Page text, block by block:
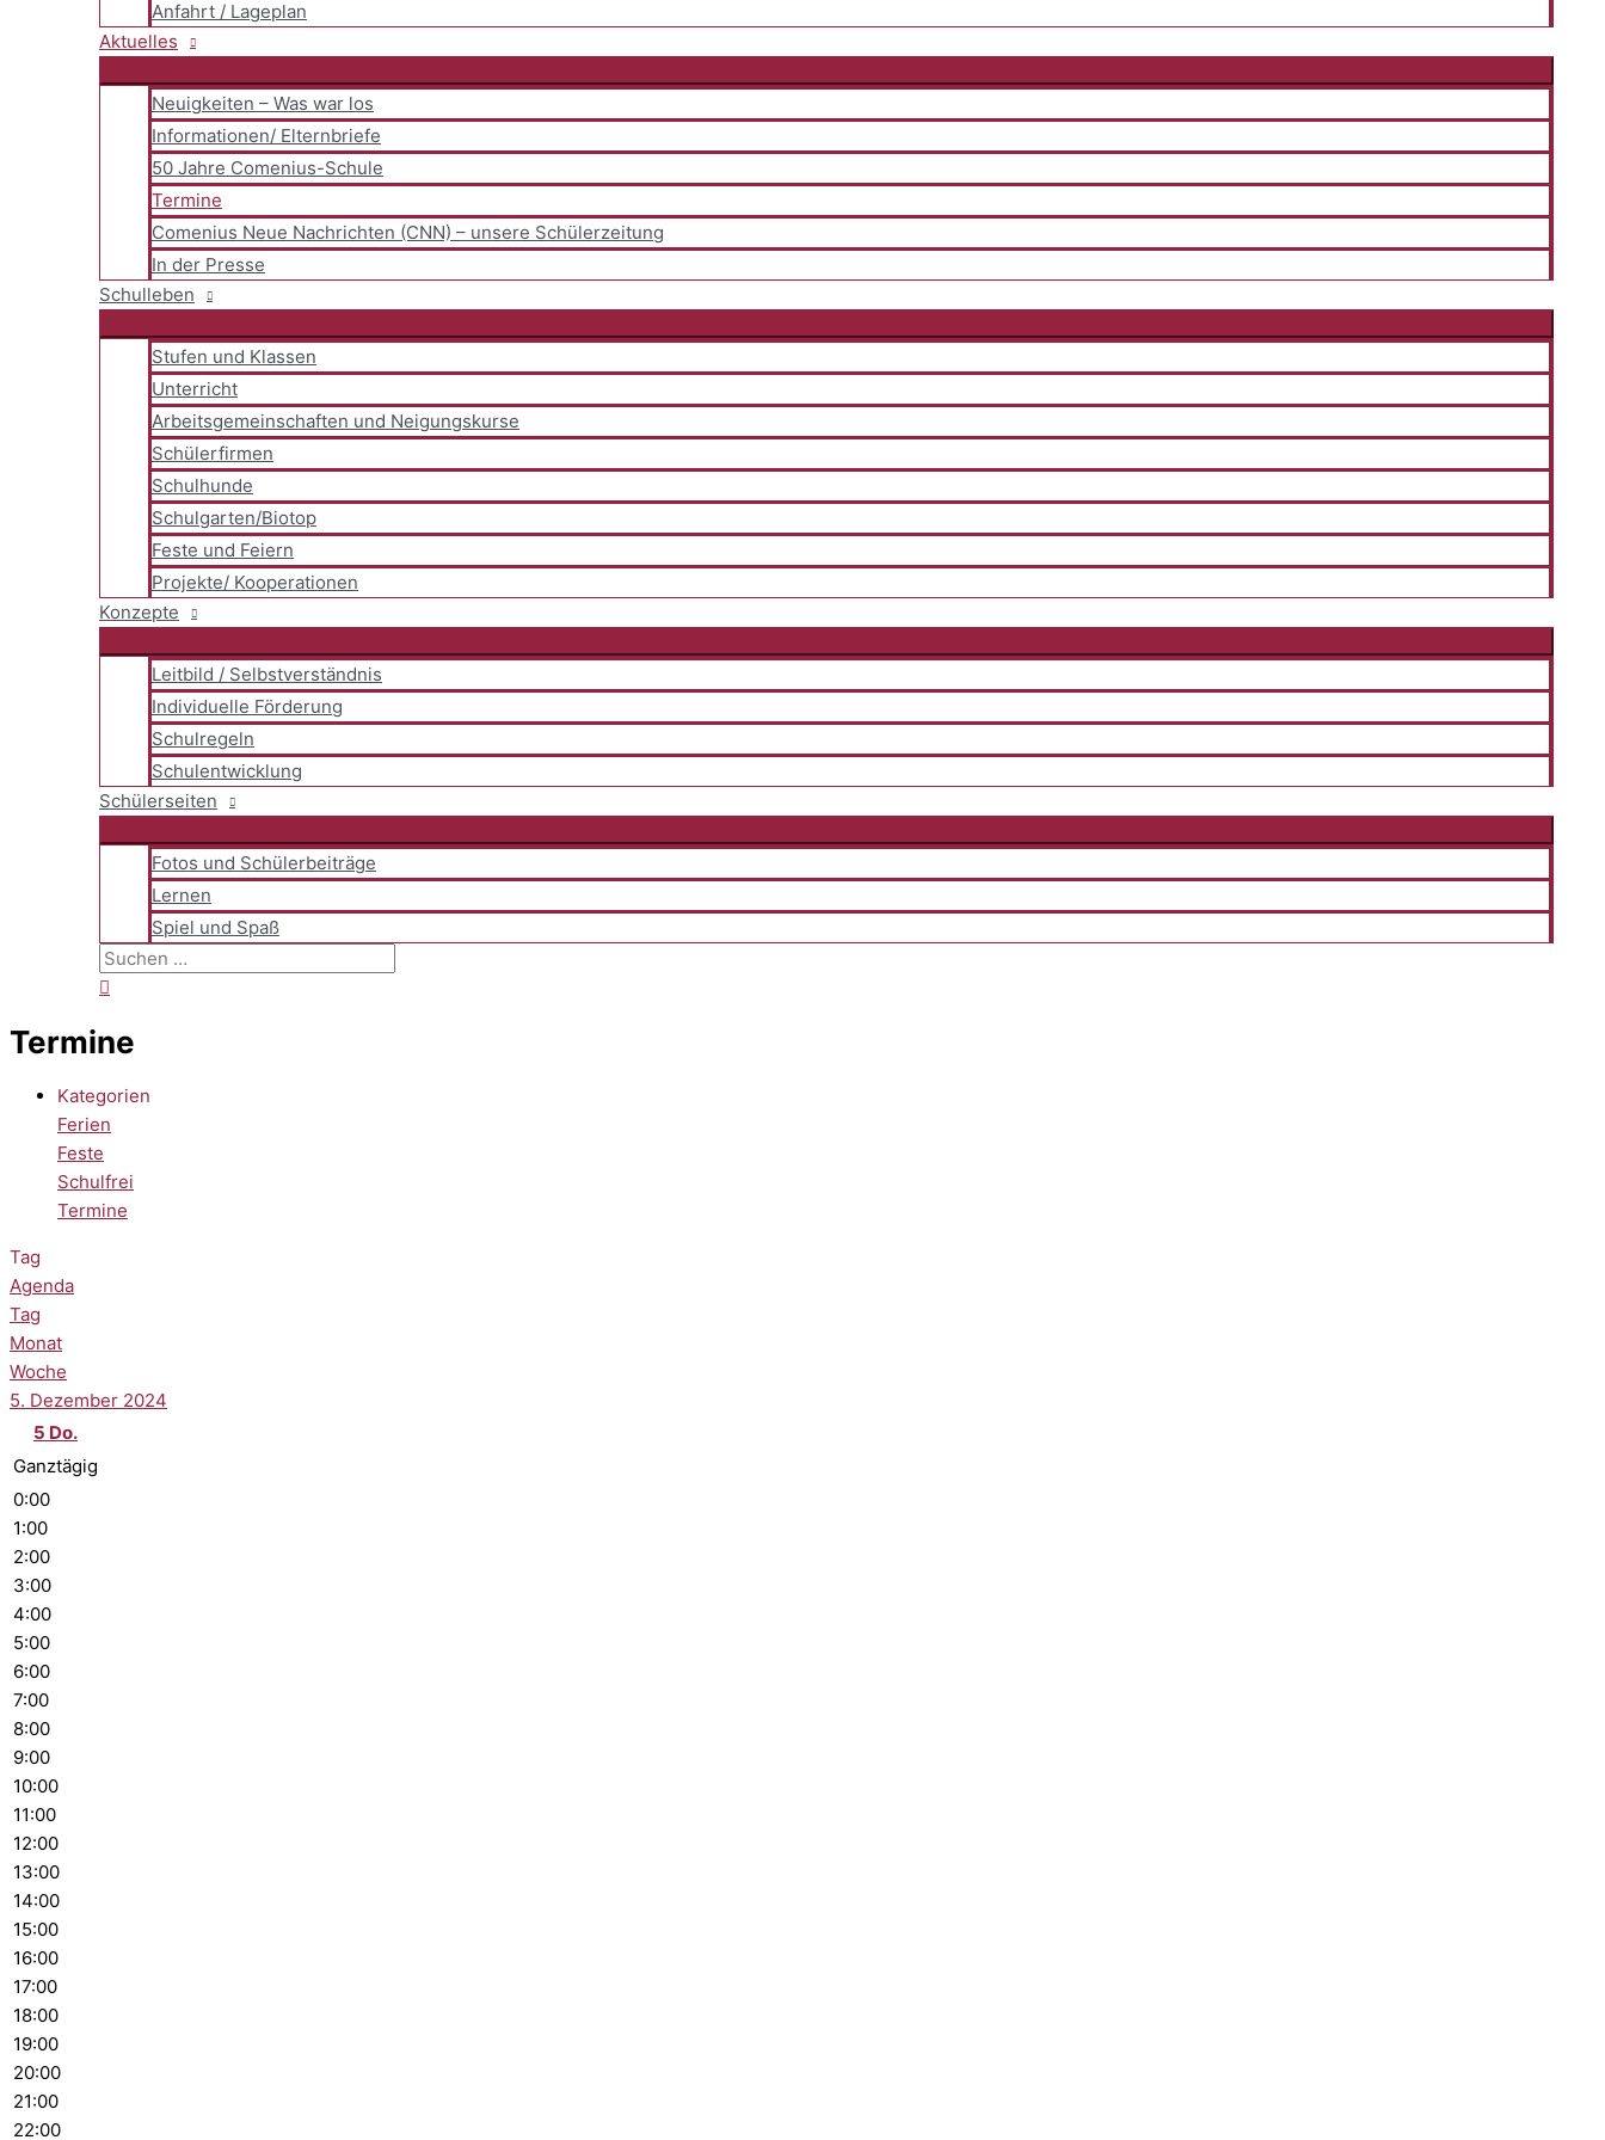
Anfahrt / Lageplan
Aktuelles
Neuigkeiten – Was war los
Informationen/ Elternbriefe
50 Jahre Comenius-Schule
Termine
Comenius Neue Nachrichten (CNN) – unsere Schülerzeitung
In der Presse
Schulleben
Stufen und Klassen
Unterricht
Arbeitsgemeinschaften und Neigungskurse
Schülerfirmen
Schulhunde
Schulgarten/Biotop
Feste und Feiern
Projekte/ Kooperationen
Konzepte
Leitbild / Selbstverständnis
Individuelle Förderung
Schulregeln
Schulentwicklung
Schülerseiten
Fotos und Schülerbeiträge
Lernen
Spiel und Spaß
Suchen
nach:
Termine
Kategorien
Ferien
Feste
Schulfrei
Termine
Tag
Agenda
Tag
Monat
Woche
5. Dezember 2024
5 Do.
Ganztägig
0:00
1:00
2:00
3:00
4:00
5:00
6:00
7:00
8:00
9:00
10:00
11:00
12:00
13:00
14:00
15:00
16:00
17:00
18:00
19:00
20:00
21:00
22:00